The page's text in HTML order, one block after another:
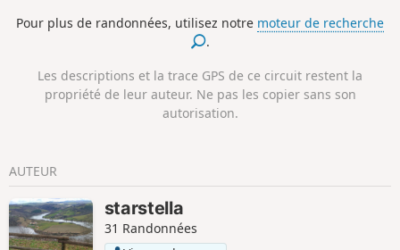
Pour plus de randonnées, utilisez notre moteur de recherche
.
Les descriptions et la trace GPS de ce circuit restent la
propriété de leur auteur. Ne pas les copier sans son
autorisation.
AUTEUR
starstella
31 Randonnées